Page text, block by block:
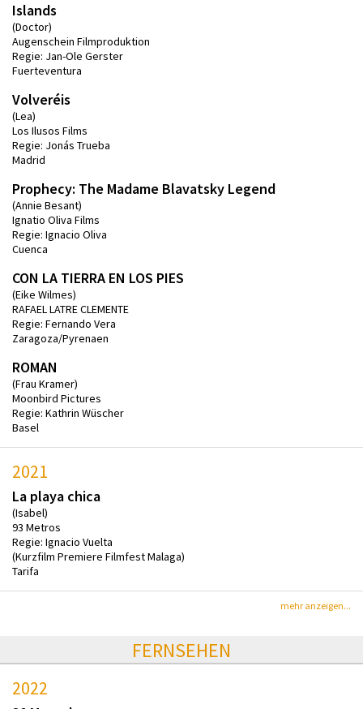
Islands
(Doctor)
Augenschein Filmproduktion
Regie: Jan-Ole Gerster
Fuerteventura
Volveréis
(Lea)
Los Ilusos Films
Regie: Jonás Trueba
Madrid
Prophecy: The Madame Blavatsky Legend
(Annie Besant)
Ignatio Oliva Films
Regie: Ignacio Oliva
Cuenca
CON LA TIERRA EN LOS PIES
(Eike Wilmes)
RAFAEL LATRE CLEMENTE
Regie: Fernando Vera
Zaragoza/Pyrenaen
ROMAN
(Frau Kramer)
Moonbird Pictures
Regie: Kathrin Wüscher
Basel
2021
La playa chica
(Isabel)
93 Metros
Regie: Ignacio Vuelta
(Kurzfilm Premiere Filmfest Malaga)
Tarifa
mehr anzeigen...
FERNSEHEN
2022